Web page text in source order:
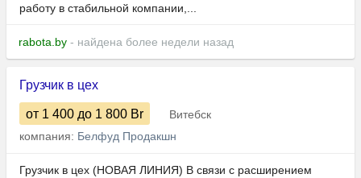
работу в стабильной компании,...
rabota.by - найдена более недели назад
Грузчик в цех
от 1 400 до 1 800 Br
Витебск
компания: Белфуд Продакшн
Грузчик в цех (НОВАЯ ЛИНИЯ) В связи с расширением